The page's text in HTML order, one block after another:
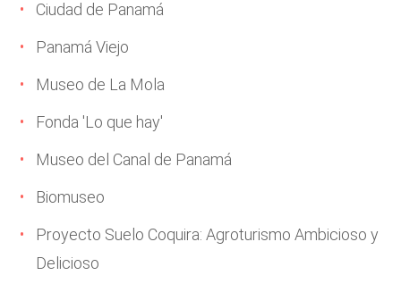
Ciudad de Panamá
Panamá Viejo
Museo de La Mola
Fonda 'Lo que hay'
Museo del Canal de Panamá
Biomuseo
Proyecto Suelo Coquira: Agroturismo Ambicioso y
Delicioso